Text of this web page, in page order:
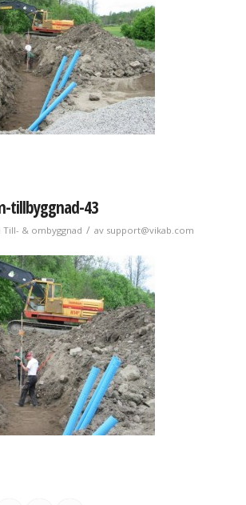
tillbyggnad-43
Till- & ombyggnad / av support@vikab.com